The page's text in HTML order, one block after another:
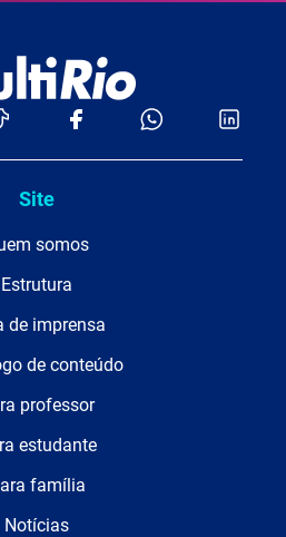
Site
somos
Estrutura
de imprensa
de conteúdo
professor
estudante
família
Notícias